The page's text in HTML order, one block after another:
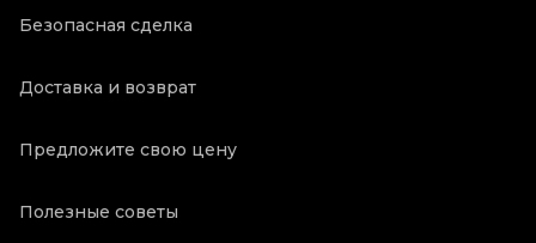
Безопасная сделка
Доставка и возврат
Предложите свою цену
Полезные советы